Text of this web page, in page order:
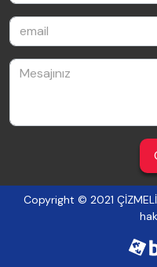
Copyright © 2021